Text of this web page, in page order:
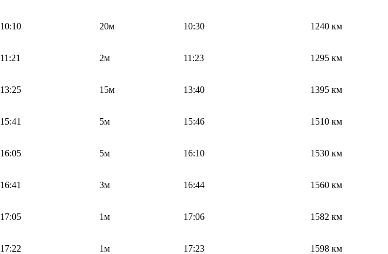
10:10 20м 10:30 1240 км
11:21 2м 11:23 1295 км
13:25 15м 13:40 1395 км
15:41 5м 15:46 1510 км
16:05 5м 16:10 1530 км
16:41 3м 16:44 1560 км
17:05 1м 17:06 1582 км
17:22 1м 17:23 1598 км